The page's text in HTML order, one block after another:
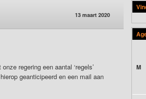
13 maart 2020
regering een aantal ‘regels’
geanticipeerd en een mail aan
M